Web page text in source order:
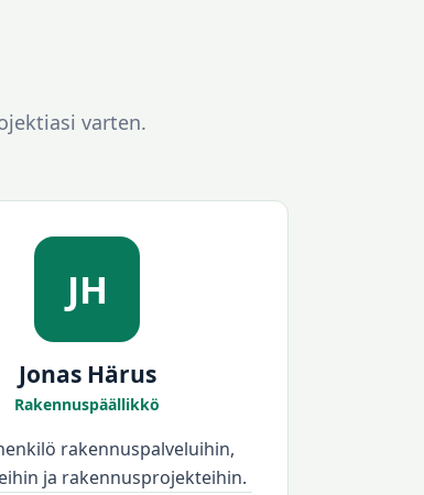
varten.
JH
Jonas Härus
Rakennuspäällikkö
rakennuspalveluihin,
ja rakennusprojekteihin.